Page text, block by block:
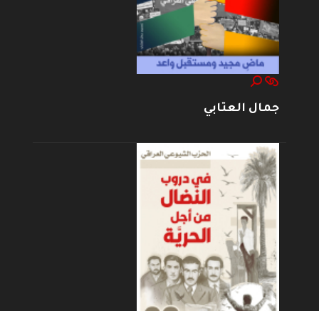
جمال العتابي